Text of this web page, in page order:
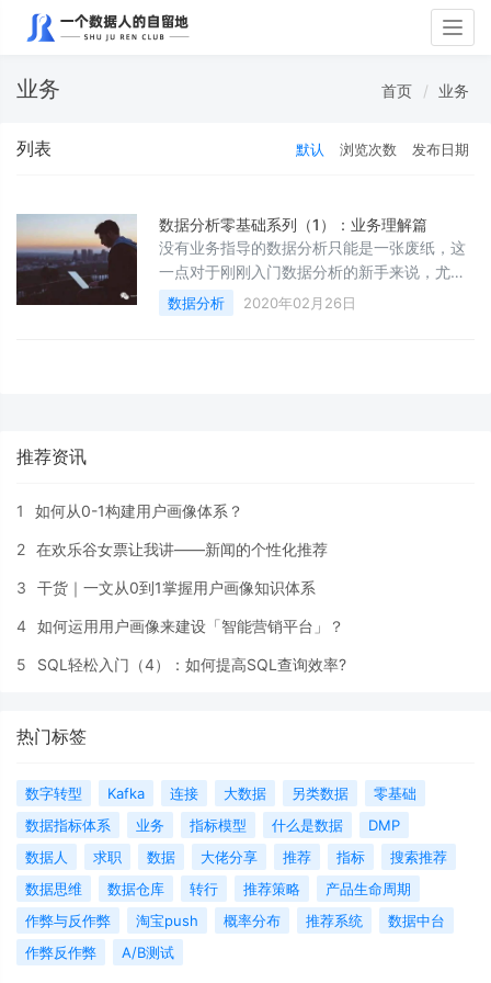
业务 首页 业务
列表 默认 浏览次数 发布日期
数据分析零基础系列（1）：业务理解篇
没有业务指导的数据分析只能是一张废纸，这
一点对于刚刚入门数据分析的新手来说，尤其
要注重积累和培养
数据分析 2020年02月26日
推荐资讯
1 如何从0-1构建用户画像体系？
2 在欢乐谷女票让我讲——新闻的个性化推荐
3 干货｜一文从0到1掌握用户画像知识体系
4 如何运用用户画像来建设「智能营销平台」？
5 SQL轻松入门（4）：如何提高SQL查询效率?
热门标签
数字转型 Kafka 连接 大数据 另类数据
零基础
数据指标体系
业务 指标模型 什么是数据
DMP
数据人
求职 数据 大佬分享 推荐 指标
搜索推荐
数据思维
数据仓库 转行 推荐策略
产品生命周期
作弊与反作弊
淘宝push 概率分布 推荐系统
数据中台
作弊反作弊
A/B测试